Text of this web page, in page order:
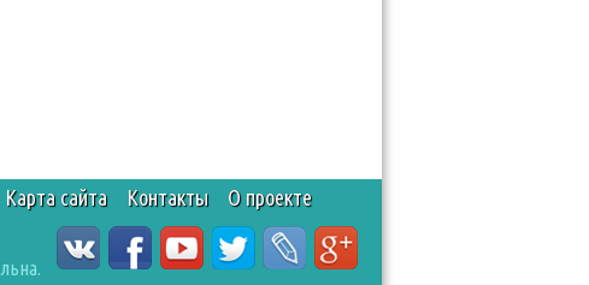
Карта сайта Контакты О проекте